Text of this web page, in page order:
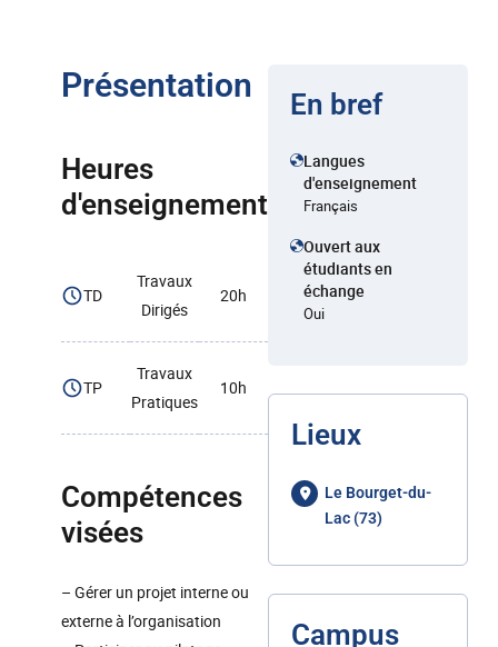
Présentation
Heures
d'enseignement
TD
Travaux
Dirigés
20h
TP
Travaux
Pratiques
10h
Compétences
visées
– Gérer un projet interne ou
externe à l’organisation
En bref
Langues
d'enseignement
Français
Ouvert aux
étudiants en
échange
Oui
Lieux
Le Bourget-du-
Lac (73)
Campus